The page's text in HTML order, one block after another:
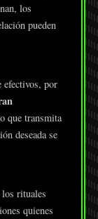
los
pueden
efectivos, por
que transmita
deseada se
rituales
quienes